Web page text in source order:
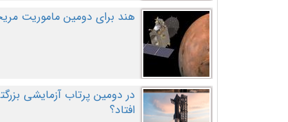
هند برای دومین ماموریت
افتاد؟